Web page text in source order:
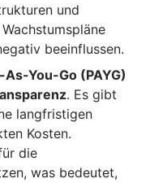
und
beeinflussen.
As-You-Go (PAYG)
. Es gibt
langfristigen
Kosten.
die
was bedeutet,